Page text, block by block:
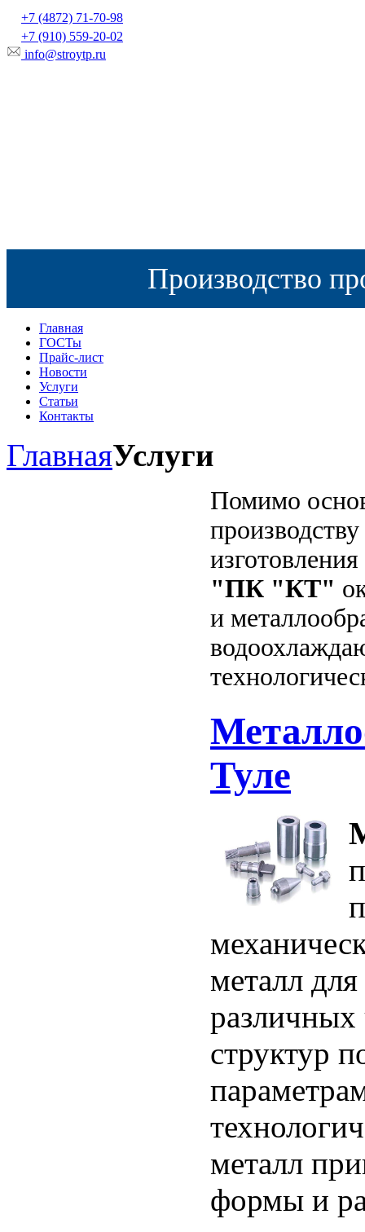
+7 (4872) 71-70-98
+7 (910) 559-20-02
info@stroytp.ru
Производство
Главная
ГОСТы
Прайс-лист
Новости
Услуги
Статьи
Контакты
ГлавнаяУслуги
Помимо
"ПК "КТ"
и
Туле
металл для
различных
структур
металл
формы и